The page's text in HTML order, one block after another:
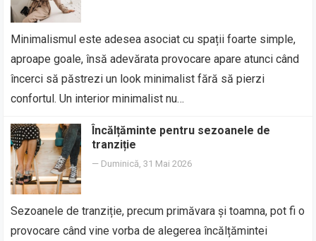
Minimalismul este adesea asociat cu spații foarte simple,
aproape goale, însă adevărata provocare apare atunci când
încerci să păstrezi un look minimalist fără să pierzi
confortul. Un interior minimalist nu…
Încălțăminte pentru sezoanele de
tranziție
— Duminică, 31 Mai 2026
Sezoanele de tranziție, precum primăvara și toamna, pot fi o
provocare când vine vorba de alegerea încălțămintei